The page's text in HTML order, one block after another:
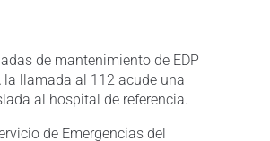
de mantenimiento de EDP
llamada al 112 acude una
al hospital de referencia.
de Emergencias del